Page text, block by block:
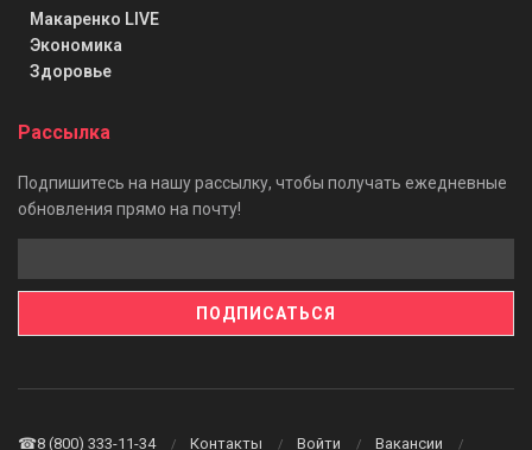
Макаренко LIVE
Экономика
Здоровье
Рассылка
Подпишитесь на нашу рассылку, чтобы получать ежедневные
обновления прямо на почту!
☎8 (800) 333-11-34 Контакты Войти Вакансии